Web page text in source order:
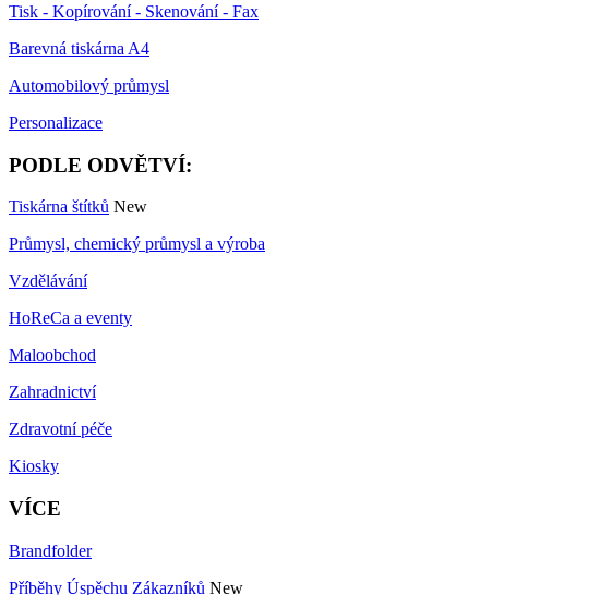
Tisk - Kopírování - Skenování - Fax
Barevná tiskárna A4
Automobilový průmysl
Personalizace
PODLE ODVĚTVÍ:
Tiskárna štítků New
Průmysl, chemický průmysl a výroba
Vzdělávání
HoReCa a eventy
Maloobchod
Zahradnictví
Zdravotní péče
Kiosky
VÍCE
Brandfolder
Příběhy Úspěchu Zákazníků New